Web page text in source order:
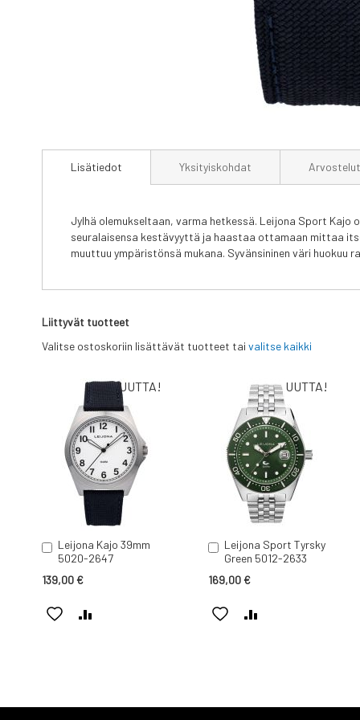
to
images
gallery
Lisätiedot
Jylhä olemukseltaan, varma hetkessä. Leijona Sport Kajo
seuralaisensa kestävyyttä ja haas­taa ottamaan mittaa
muuttuu ympäristönsä mukana. Syvänsininen väri huokuu
Yksityiskohdat Arvostelut
Liittyvät tuotteet
Valitse ostoskoriin lisättävät tuotteet tai valitse kaikki
UUTTA!
Leijona Kajo 39mm
5020-2647
139,00 €
Lisää
ostoskoriin
LISÄÄ
UUTTA!
Leijona Sport Tyrsky
Green 5012-2633
169,00 €
Lisää
ostoskoriin
LISÄÄ